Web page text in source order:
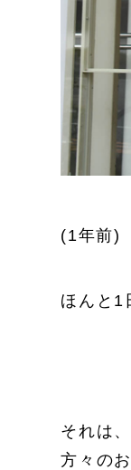
(1年前)
ほんと1
それは
方々の